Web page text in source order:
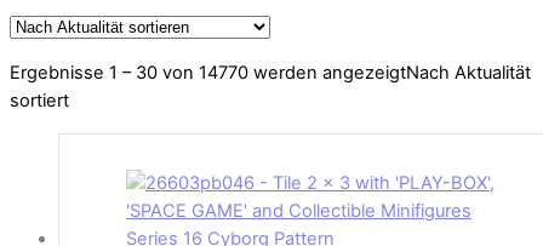
Ergebnisse 1 – 30 von 14770 werden angezeigtNach Aktualität
sortiert